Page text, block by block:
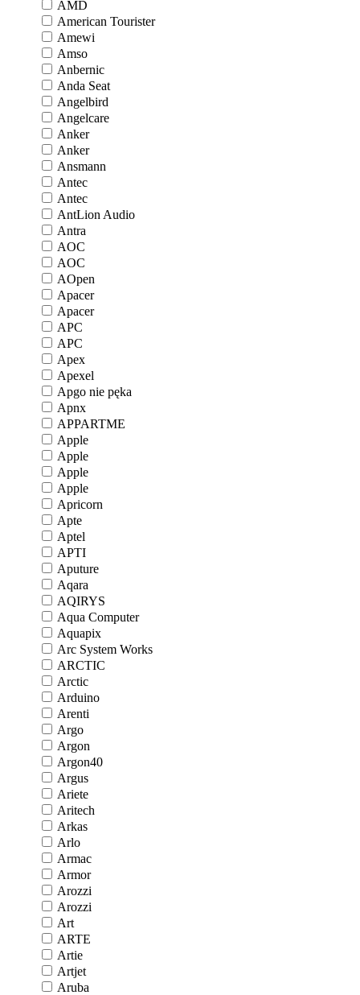
AMD
American Tourister
Amewi
Amso
Anbernic
Anda Seat
Angelbird
Angelcare
Anker
Anker
Ansmann
Antec
Antec
AntLion Audio
Antra
AOC
AOC
AOpen
Apacer
Apacer
APC
APC
Apex
Apexel
Apgo nie pęka
Apnx
APPARTME
Apple
Apple
Apple
Apple
Apricorn
Apte
Aptel
APTI
Aputure
Aqara
AQIRYS
Aqua Computer
Aquapix
Arc System Works
ARCTIC
Arctic
Arduino
Arenti
Argo
Argon
Argon40
Argus
Ariete
Aritech
Arkas
Arlo
Armac
Armor
Arozzi
Arozzi
Art
ARTE
Artie
Artjet
Aruba